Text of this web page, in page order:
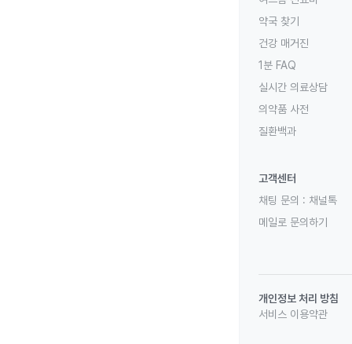
약국 찾기
건강 매거진
1분 FAQ
실시간 의료상담
의약품 사전
질환백과
고객센터
채팅 문의 : 채널톡
메일로 문의하기
개인정보 처리 방침
서비스 이용약관